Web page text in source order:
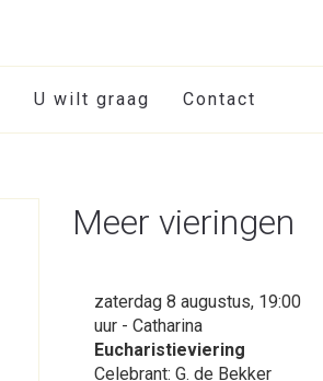
U wilt graag Contact
Meer vieringen
zaterdag 8 augustus, 19:00
uur - Catharina
Eucharistieviering
Celebrant: G. de Bekker